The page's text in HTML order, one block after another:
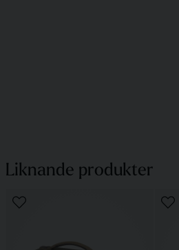
Liknande produkter